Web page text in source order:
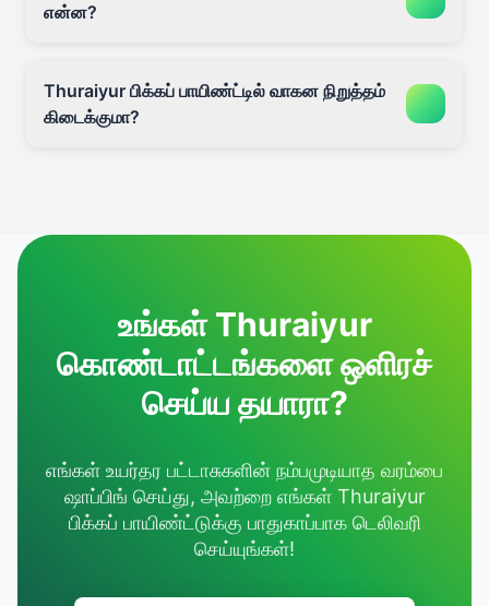
என்ன?
Thuraiyur பிக்கப் பாயிண்ட்டில் வாகன நிறுத்தம்
கிடைக்குமா?
உங்கள் Thuraiyur
கொண்டாட்டங்களை ஒளிரச்
செய்ய தயாரா?
எங்கள் உயர்தர பட்டாசுகளின் நம்பமுடியாத வரம்பை
ஷாப்பிங் செய்து, அவற்றை எங்கள் Thuraiyur
பிக்கப் பாயிண்ட்டுக்கு பாதுகாப்பாக டெலிவரி
செய்யுங்கள்!